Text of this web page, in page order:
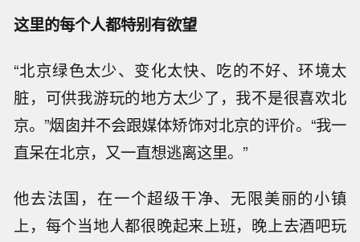
这里的每个人都特别有欲望
“北京绿色太少、变化太快、吃的不好、环境太
脏，可供我游玩的地方太少了，我不是很喜欢北
京。”烟囱并不会跟媒体矫饰对北京的评价。“我一
直呆在北京，又一直想逃离这里。”
他去法国，在一个超级干净、无限美丽的小镇
上，每个当地人都很晚起来上班，晚上去酒吧玩